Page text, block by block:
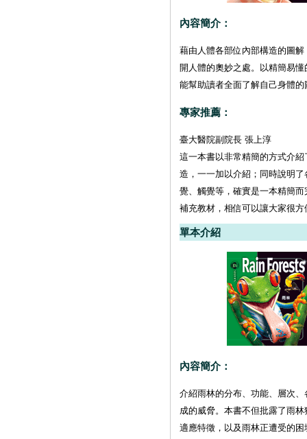
內容簡介：
藉由人體各部位內部構造的圖
開人體的奧妙之處。以精簡易
能幫助讀者全面了解自己身體的
專家推薦：
臺大醫院副院長 張上淳
這一本書以非常精簡的方式介
造，一一加以介紹；同時說明
覺、觸覺等，確實是一本精簡
補充教材，相信可以讓大家很
單本介紹
內容簡介：
介紹雨林的分布、功能、層次
成的威脅。本書不但批露了雨
適應特徵，以及雨林正遭受的困